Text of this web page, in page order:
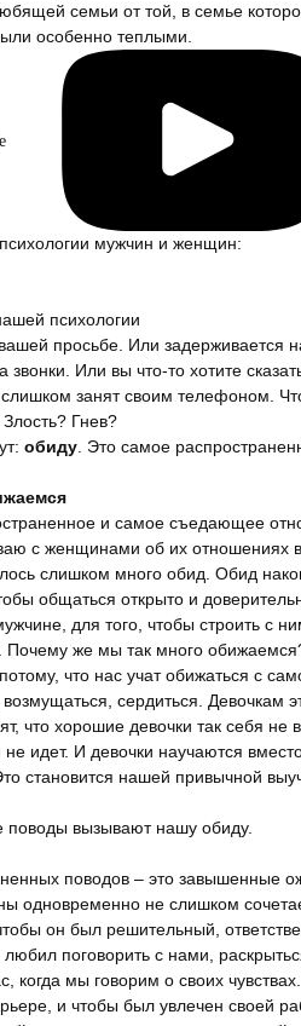
семьи от той, в семье
особенно теплыми.
мужчин и женщин:
психологии
просьбе. Или задерживается
звонки. Или вы что-то хотите
занят своим телефоном.
Гнев?
обиду. Это самое
и самое съедающее
с женщинами об их отношениях
слишком много обид. Обид
общаться открыто и
для того, чтобы строить с
же мы так много
что нас учат обижаться с
сердиться. Девочкам
что хорошие девочки так себя не
идет. И девочки научаются
становится нашей привычной
поводы вызывают нашу обиду.
поводов – это завышенные
одновременно не слишком
он был решительный,
поговорить с нами,
когда мы говорим о своих
и чтобы был увлечен своей